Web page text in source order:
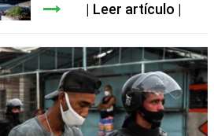
Leer artículo